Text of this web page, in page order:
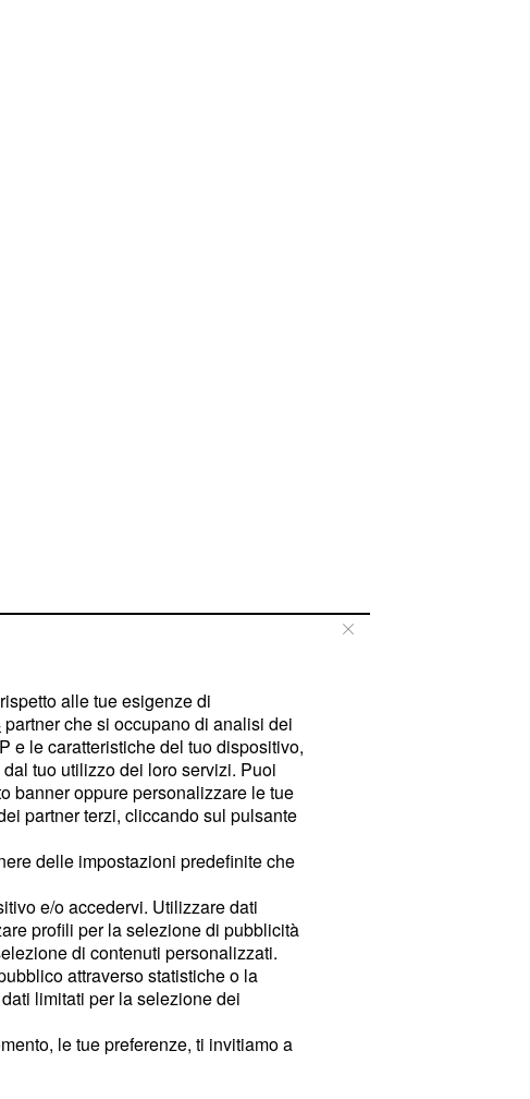
alle tue esigenze di
partner che si occupano di analisi dei
e le caratteristiche del tuo dispositivo,
tuo utilizzo dei loro servizi. Puoi
banner oppure personalizzare le tue
partner terzi, cliccando sul pulsante
delle impostazioni predefinite che
e/o accedervi. Utilizzare dati
profili per la selezione di pubblicità
di contenuti personalizzati.
attraverso statistiche o la
limitati per la selezione dei
le tue preferenze, ti invitiamo a